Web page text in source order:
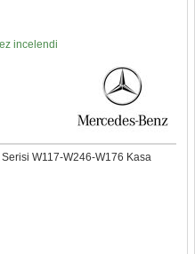
incelendi
Serisi W117-W246-W176 Kasa